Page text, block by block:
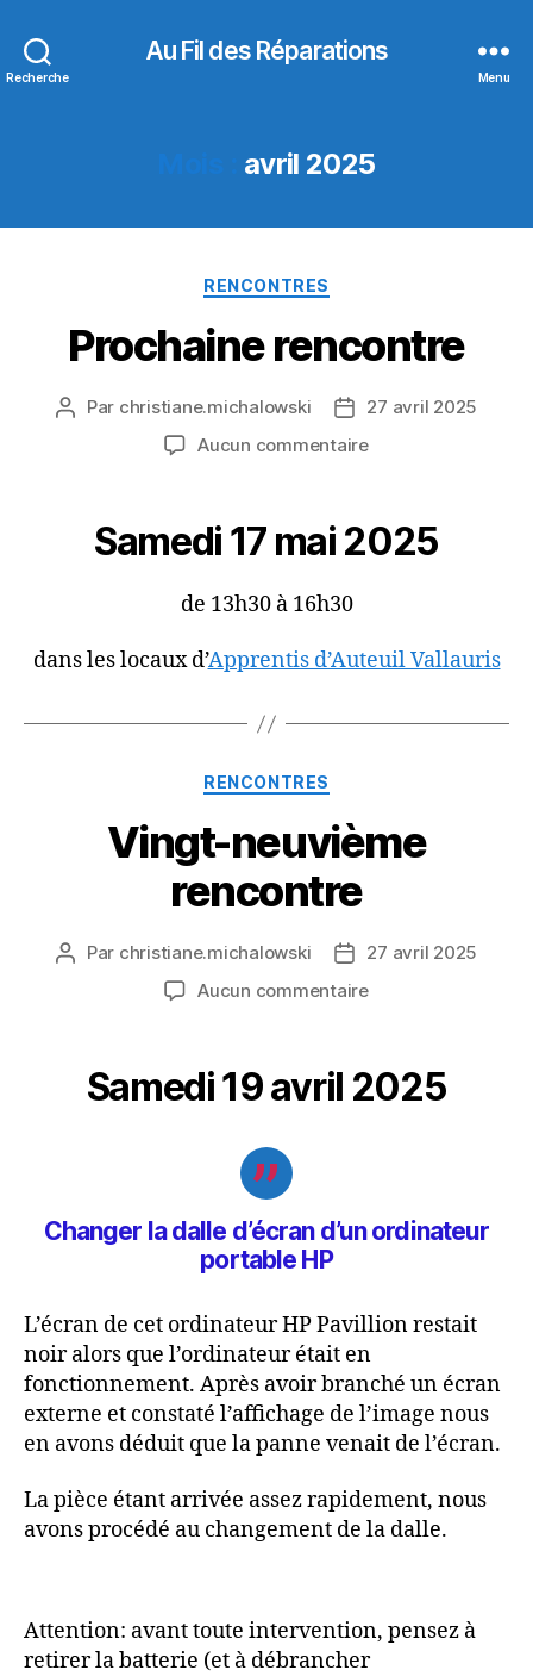
Recherche
Au Fil des Réparations
Menu
avril 2025
Catégories
RENCONTRES
Prochaine rencontre
Auteur
Par christiane.michalowski
Date
de
27 avril 2025
Aucun commentairesur
Samedi 17 mai 2025
de 13h30 à 16h30
dans les locaux d’Apprentis d’Auteuil Vallauris
Catégories
RENCONTRES
Vingt-neuvième
rencontre
Auteur
Par christiane.michalowski
Date
de
27 avril 2025
Aucun commentairesur
rencontre
Samedi 19 avril 2025
Changer la dalle d’écran d’un ordinateur
portable HP
L’écran de cet ordinateur HP Pavillion restait
noir alors que l’ordinateur était en
fonctionnement. Après avoir branché un écran
externe et constaté l’affichage de l’image nous
en avons déduit que la panne venait de l’écran.
La pièce étant arrivée assez rapidement, nous
avons procédé au changement de la dalle.
Attention: avant toute intervention, pensez à
retirer la batterie (et à débrancher